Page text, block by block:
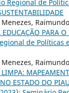
Regional de
PARA
de Políticas
ESTADO DO